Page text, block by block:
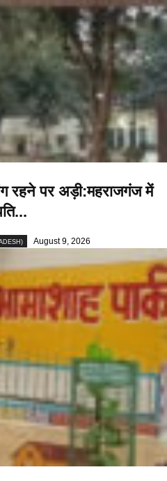
रहने पर अड़ी:महराजगंज में
August 9, 2026